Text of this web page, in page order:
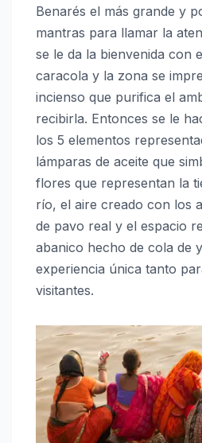
Benarés el más grande y
mantras para llamar la
se le da la bienvenida con
caracola y la zona se
incienso que purifica el
recibirla. Entonces se le
los 5 elementos
lámparas de aceite que
flores que representan la
río, el aire creado con los
de pavo real y el espacio
abanico hecho de cola de
experiencia única tanto
visitantes.